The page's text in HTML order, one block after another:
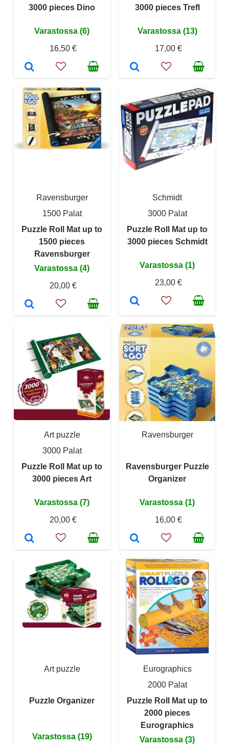
3000 pieces Dino
Varastossa (6)
16,50 €
3000 pieces Trefl
Varastossa (13)
17,00 €
Ravensburger
1500 Palat
Puzzle Roll Mat up to
1500 pieces
Ravensburger
Varastossa (4)
20,00 €
Schmidt
3000 Palat
Puzzle Roll Mat up to
3000 pieces Schmidt
Varastossa (1)
23,00 €
Art puzzle
3000 Palat
Puzzle Roll Mat up to
3000 pieces Art
Varastossa (7)
20,00 €
Ravensburger
Ravensburger Puzzle
Organizer
Varastossa (1)
16,00 €
Art puzzle
Puzzle Organizer
Varastossa (19)
Eurographics
2000 Palat
Puzzle Roll Mat up to
2000 pieces
Eurographics
Varastossa (3)